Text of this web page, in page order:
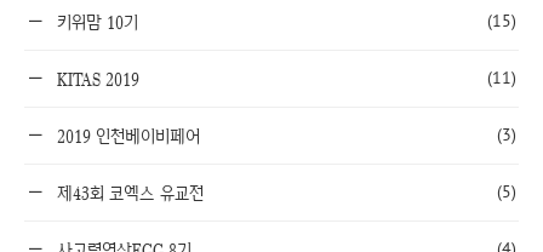
키위맘 10기 (15)
KITAS 2019 (11)
2019 인천베이비페어 (3)
제43회 코엑스 유교전 (5)